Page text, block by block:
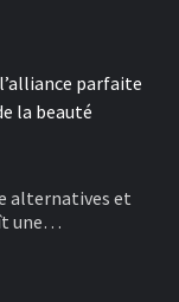
parfaite
la beauté
alternatives et
une…